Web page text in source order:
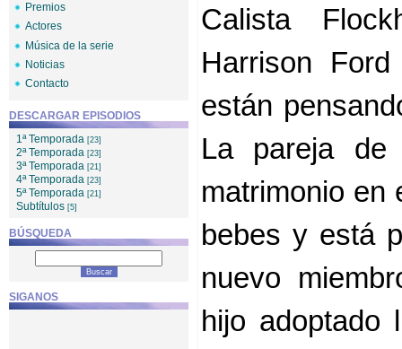
Premios
Actores
Música de la serie
Noticias
Contacto
DESCARGAR EPISODIOS
1ª Temporada [23]
2ª Temporada [23]
3ª Temporada [21]
4ª Temporada [23]
5ª Temporada [21]
Subtítulos [5]
BÚSQUEDA
SIGANOS
Calista
Harrison
están
La pareja de
matrimonio en
bebes у está
nuevo
hijo adoptado